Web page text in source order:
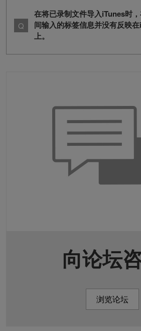
在将已录制文件导入iTunes时
间输入的标签信息并没有反映
上。
向论坛
浏览论坛